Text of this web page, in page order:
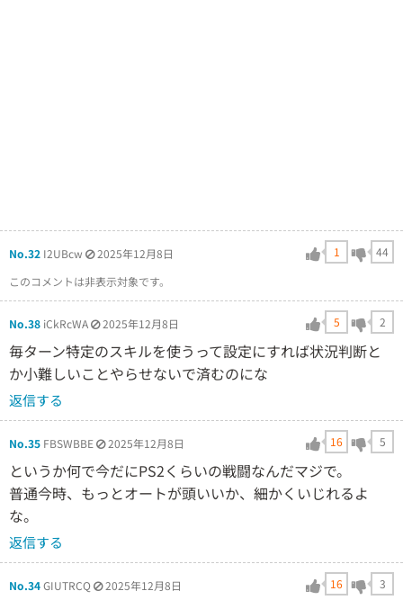
No.32 I2UBcw 2025年12月8日 1
44
このコメントは非表示対象です。
No.38 iCkRcWA 2025年12月8日 5 2
毎ターン特定のスキルを使うって設定にすれば状況判断と
か小難しいことやらせないで済むのにな
返信する
No.35 FBSWBBE 2025年12月8日 16 5
というか何で今だにPS2くらいの戦闘なんだマジで。
普通今時、もっとオートが頭いいか、細かくいじれるよ
な。
返信する
No.34GIUTRCQ 2025年12月8日 16 3